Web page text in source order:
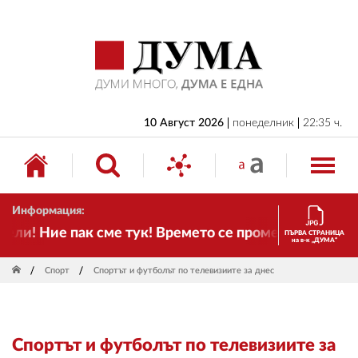
10 Август 2026 понеделник 22:35 ч.
Информация:
Ние пак сме тук! Времето се променя и налага
ПЪРВА СТРАНИЦА
на в-к „ДУМА“
Спорт Спортът и футболът по телевизиите за днес
Спортът и футболът по телевизиите за
БЪЛГАРИЯ
ИКОНОМИКА
ИЗБОРИ
СВЯТ
ДРУГИ